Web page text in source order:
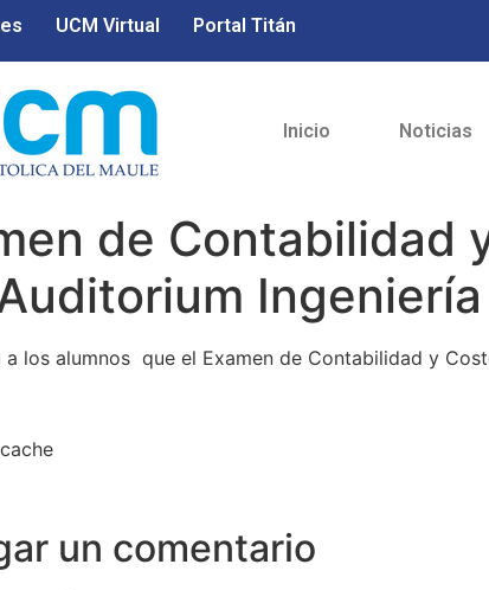
UCM Virtual Portal Titán
Inicio Noticias
de Contabilidad
Ingeniería
a los alumnos que el Examen de Contabilidad y
un comentario